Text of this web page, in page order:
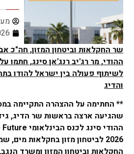
שר החקלאות וביטחון המזון, חה"כ
ההודי, מר רג'יב רנג'אן סינג, חתמו
לשיתוף פעולה בין ישראל להודו
והדיג
** החתימה על ההצהרה התקיימה
שהגיעה ארצה בראשות שר הדיג,
ההודי סינג לכנס הבינלאומי Future
2026 לביטחון מזון בחקלאות מים,